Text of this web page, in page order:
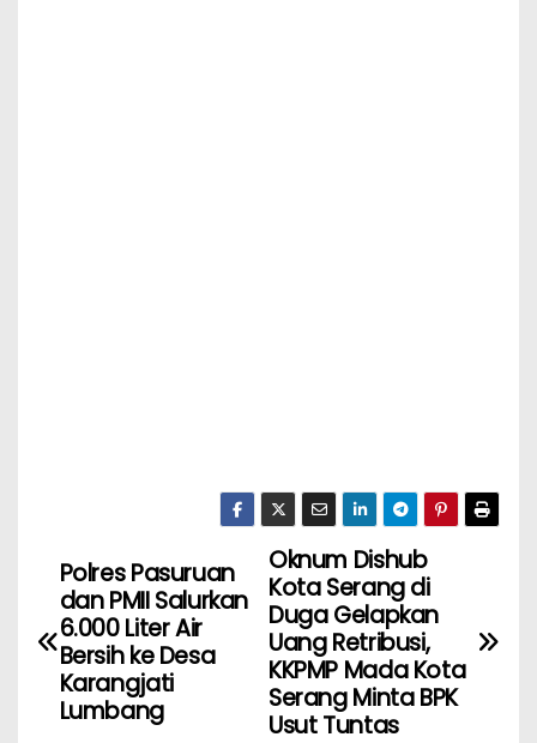
Oknum Dishub
Kota Serang di
Duga Gelapkan
Uang Retribusi,
KKPMP Mada Kota
Serang Minta BPK
Usut Tuntas
Polres Pasuruan
dan PMII Salurkan
6.000 Liter Air
Bersih ke Desa
Karangjati
Lumbang